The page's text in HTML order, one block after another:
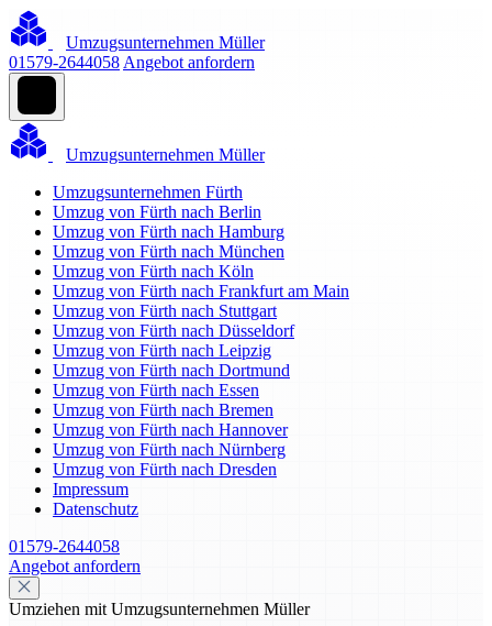
Umzugsunternehmen Müller
01579-2644058 Angebot anfordern
Umzugsunternehmen Müller
Umzugsunternehmen Fürth
Umzug von Fürth nach Berlin
Umzug von Fürth nach Hamburg
Umzug von Fürth nach München
Umzug von Fürth nach Köln
Umzug von Fürth nach Frankfurt am Main
Umzug von Fürth nach Stuttgart
Umzug von Fürth nach Düsseldorf
Umzug von Fürth nach Leipzig
Umzug von Fürth nach Dortmund
Umzug von Fürth nach Essen
Umzug von Fürth nach Bremen
Umzug von Fürth nach Hannover
Umzug von Fürth nach Nürnberg
Umzug von Fürth nach Dresden
Impressum
Datenschutz
01579-2644058
Angebot anfordern
Umziehen mit Umzugsunternehmen Müller